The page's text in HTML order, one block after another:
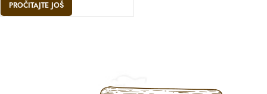
PROČITAJTE JOŠ